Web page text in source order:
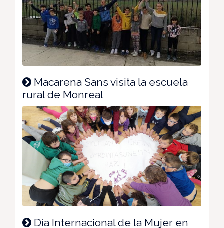
Macarena Sans visita la escuela
rural de Monreal
Día Internacional de la Mujer en